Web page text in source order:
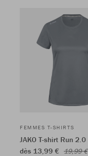
FEMMES T-SHIRTS
JAKO T-shirt Run 2.0
dès 13,99 € 19,99 €